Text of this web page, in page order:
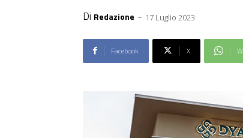
Di Redazione - 17 Luglio 2023
Facebook X